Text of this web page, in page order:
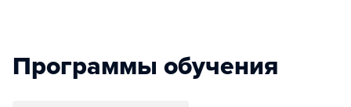
Программы обучения